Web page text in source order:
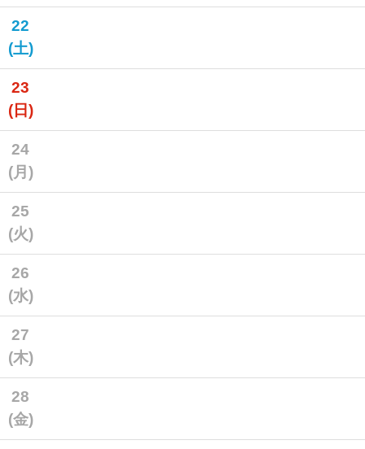
22
(土)
23
(日)
24
(月)
25
(火)
26
(水)
27
(木)
28
(金)